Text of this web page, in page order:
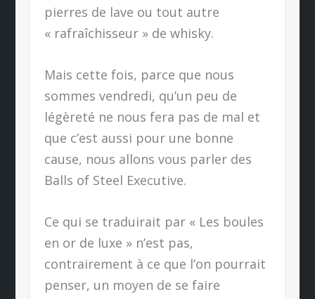
pierres de lave ou tout autre
« rafraîchisseur » de whisky.
Mais cette fois, parce que nous
sommes vendredi, qu’un peu de
légèreté ne nous fera pas de mal et
que c’est aussi pour une bonne
cause, nous allons vous parler des
Balls of Steel Executive.
Ce qui se traduirait par « Les boules
en or de luxe » n’est pas,
contrairement à ce que l’on pourrait
penser, un moyen de se faire